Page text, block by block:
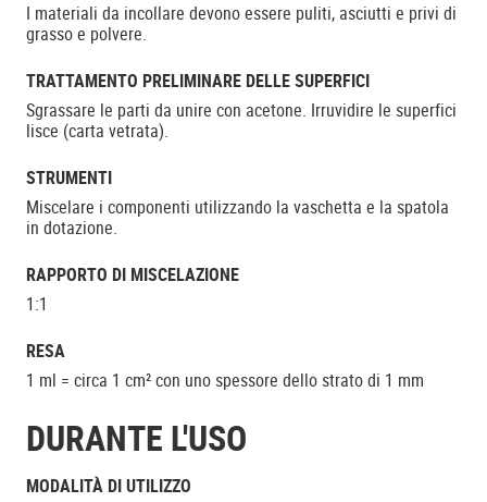
I materiali da incollare devono essere puliti, asciutti e privi di
grasso e polvere.
TRATTAMENTO PRELIMINARE DELLE SUPERFICI
Sgrassare le parti da unire con acetone. Irruvidire le superfici
lisce (carta vetrata).
STRUMENTI
Miscelare i componenti utilizzando la vaschetta e la spatola
in dotazione.
RAPPORTO DI MISCELAZIONE
1:1
RESA
1 ml = circa 1 cm² con uno spessore dello strato di 1 mm
DURANTE L'USO
MODALITÀ DI UTILIZZO